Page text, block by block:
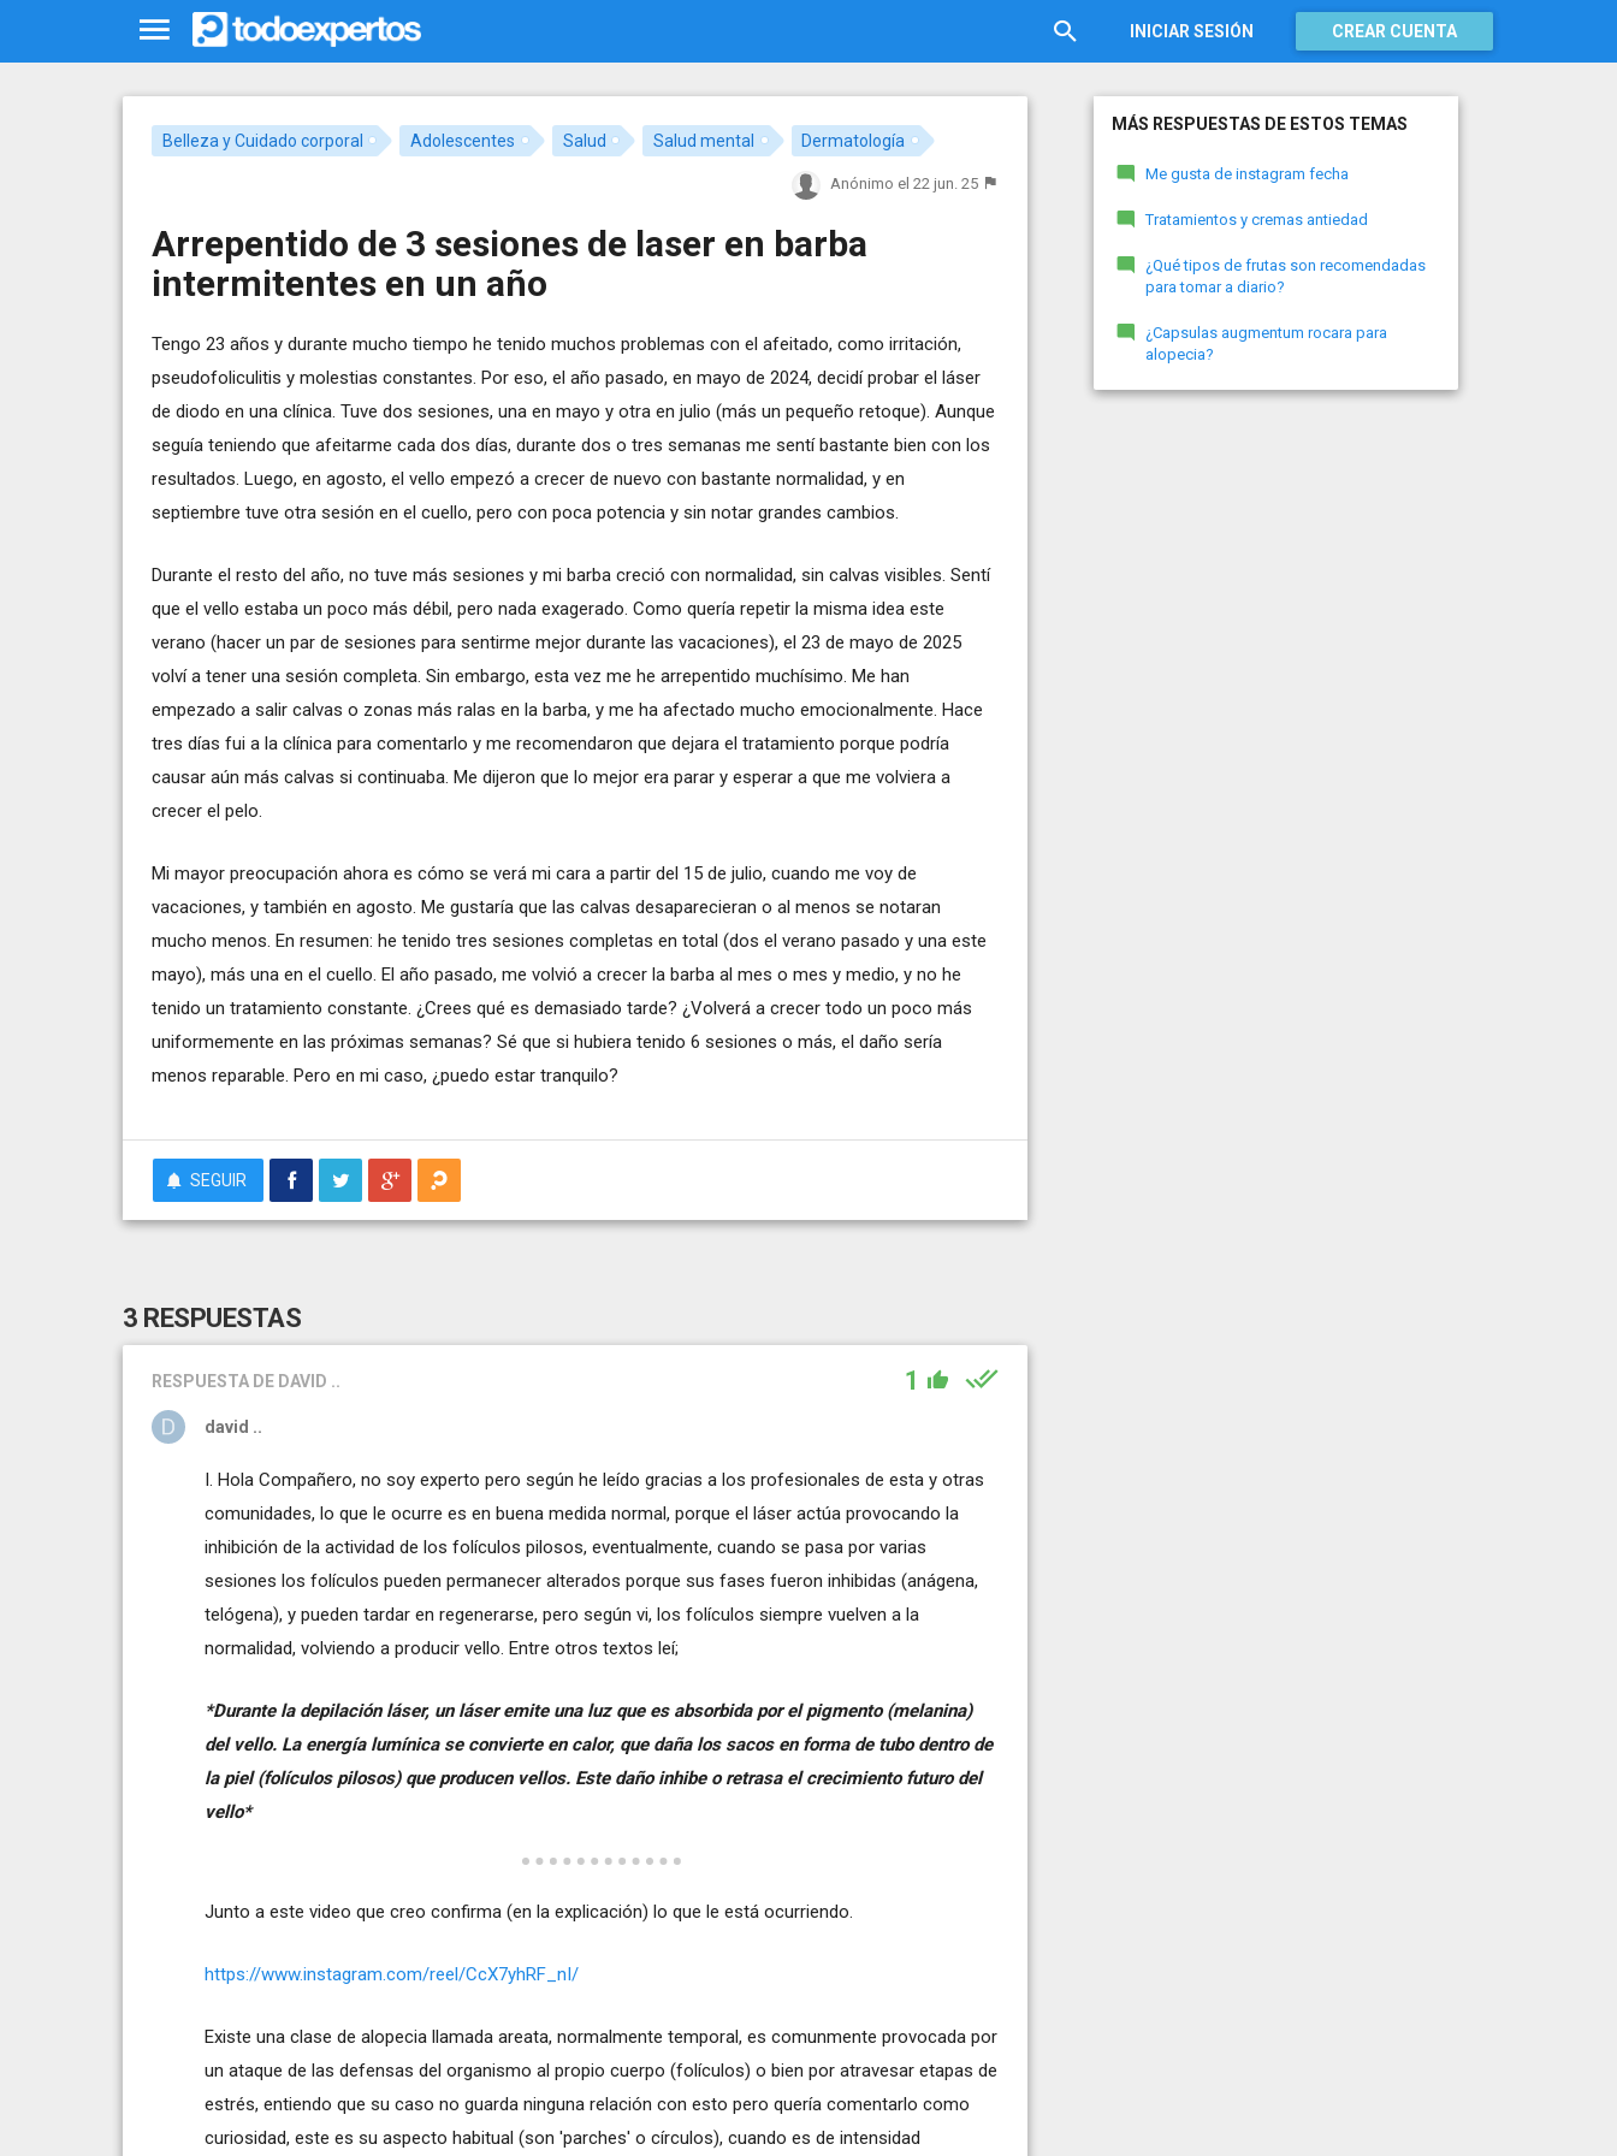
INICIAR SESIÓN CREAR CUENTA
Belleza y Cuidado corporal Adolescentes Salud Salud mental Dermatología
Anónimo el 22 jun. 25
Arrepentido de 3 sesiones de laser en barba
intermitentes en un año
Tengo 23 años y durante mucho tiempo he tenido muchos problemas con el afeitado, como irritación,
pseudofoliculitis y molestias constantes. Por eso, el año pasado, en mayo de 2024, decidí probar el láser
de diodo en una clínica. Tuve dos sesiones, una en mayo y otra en julio (más un pequeño retoque). Aunque
seguía teniendo que afeitarme cada dos días, durante dos o tres semanas me sentí bastante bien con los
resultados. Luego, en agosto, el vello empezó a crecer de nuevo con bastante normalidad, y en
septiembre tuve otra sesión en el cuello, pero con poca potencia y sin notar grandes cambios.
Durante el resto del año, no tuve más sesiones y mi barba creció con normalidad, sin calvas visibles. Sentí
que el vello estaba un poco más débil, pero nada exagerado. Como quería repetir la misma idea este
verano (hacer un par de sesiones para sentirme mejor durante las vacaciones), el 23 de mayo de 2025
volví a tener una sesión completa. Sin embargo, esta vez me he arrepentido muchísimo. Me han
empezado a salir calvas o zonas más ralas en la barba, y me ha afectado mucho emocionalmente. Hace
tres días fui a la clínica para comentarlo y me recomendaron que dejara el tratamiento porque podría
causar aún más calvas si continuaba. Me dijeron que lo mejor era parar y esperar a que me volviera a
crecer el pelo.
Mi mayor preocupación ahora es cómo se verá mi cara a partir del 15 de julio, cuando me voy de
vacaciones, y también en agosto. Me gustaría que las calvas desaparecieran o al menos se notaran
mucho menos. En resumen: he tenido tres sesiones completas en total (dos el verano pasado y una este
mayo), más una en el cuello. El año pasado, me volvió a crecer la barba al mes o mes y medio, y no he
tenido un tratamiento constante. ¿Crees qué es demasiado tarde? ¿Volverá a crecer todo un poco más
uniformemente en las próximas semanas? Sé que si hubiera tenido 6 sesiones o más, el daño sería
menos reparable. Pero en mi caso, ¿puedo estar tranquilo?
SEGUIR
3 RESPUESTAS
RESPUESTA DE DAVID .. 1
david ..
I. Hola Compañero, no soy experto pero según he leído gracias a los profesionales de esta y otras
comunidades, lo que le ocurre es en buena medida normal, porque el láser actúa provocando la
inhibición de la actividad de los folículos pilosos, eventualmente, cuando se pasa por varias
sesiones los folículos pueden permanecer alterados porque sus fases fueron inhibidas (anágena,
telógena), y pueden tardar en regenerarse, pero según vi, los folículos siempre vuelven a la
normalidad, volviendo a producir vello. Entre otros textos leí;
*Durante la depilación láser, un láser emite una luz que es absorbida por el pigmento (melanina)
del vello. La energía lumínica se convierte en calor, que daña los sacos en forma de tubo dentro de
la piel (folículos pilosos) que producen vellos. Este daño inhibe o retrasa el crecimiento futuro del
vello*
Junto a este video que creo confirma (en la explicación) lo que le está ocurriendo.
https://www.instagram.com/reel/CcX7yhRF_nI/
Existe una clase de alopecia llamada areata, normalmente temporal, es comunmente provocada por
un ataque de las defensas del organismo al propio cuerpo (folículos) o bien por atravesar etapas de
estrés, entiendo que su caso no guarda ninguna relación con esto pero quería comentarlo como
curiosidad, este es su aspecto habitual (son 'parches' o círculos), cuando es de intensidad
MÁS RESPUESTAS DE ESTOS TEMAS
Me gusta de instagram fecha
Tratamientos y cremas antiedad
¿Qué tipos de frutas son recomendadas
para tomar a diario?
¿Capsulas augmentum rocara para
alopecia?